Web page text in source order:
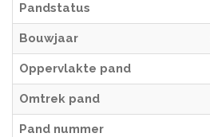
Pandstatus
Bouwjaar
Oppervlakte pand
Omtrek pand
Pand nummer